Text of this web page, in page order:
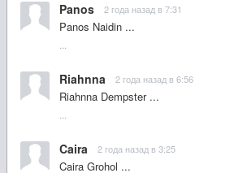
Panos 2 года назад в 7:31
Panos Naidin ...
Riahnna 2 года назад в 6:56
Riahnna Dempster ...
Caira 2 года назад в 3:25
Caira Grohol ...